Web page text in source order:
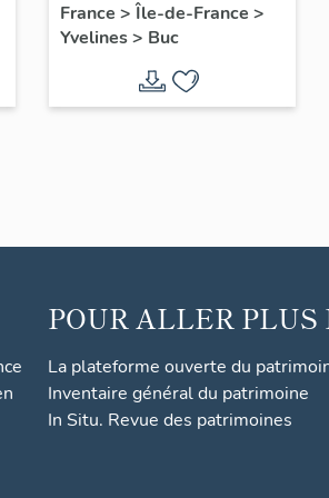
France > Île-de-France >
Yvelines> Buc
POUR ALLER PLUS
La plateforme ouverte du
Inventaire général du patrimoine
In Situ. Revue des patrimoines